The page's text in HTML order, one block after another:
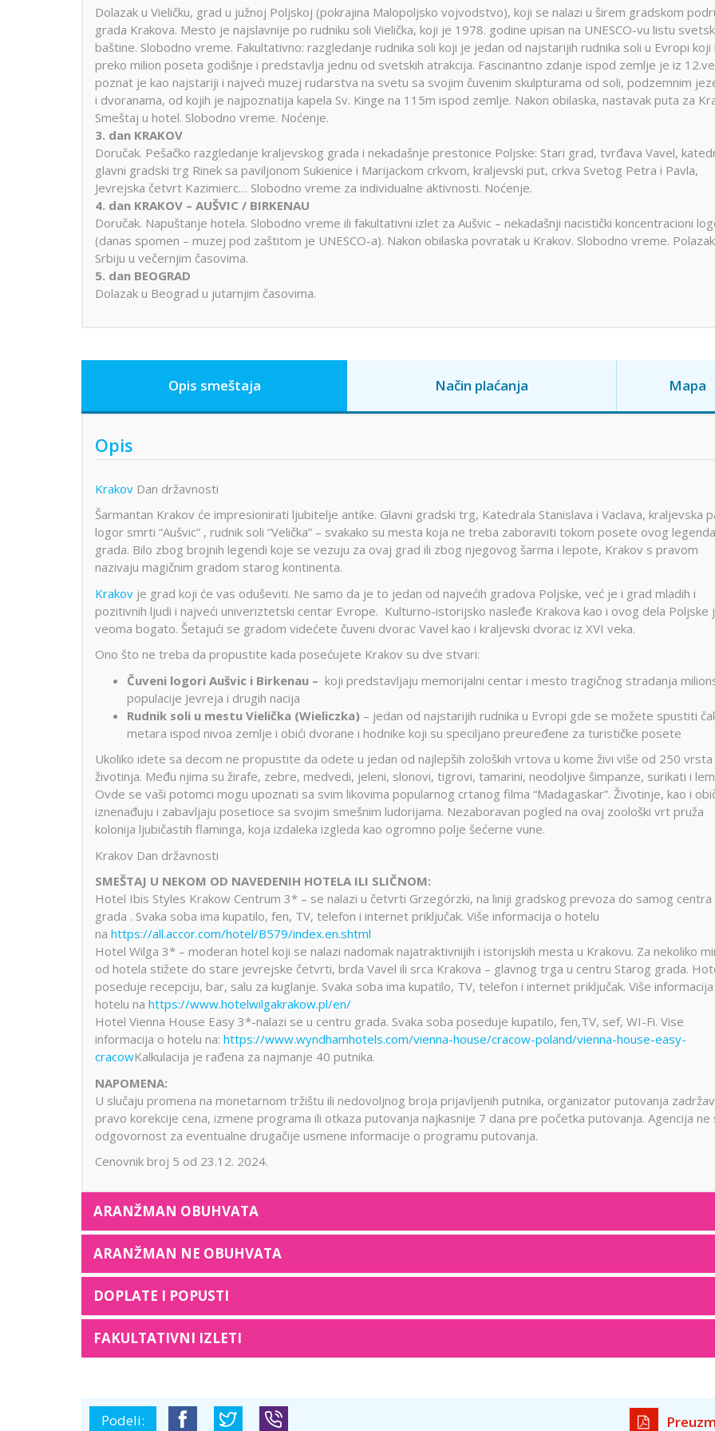
Dobre Vode
Alanja
Krstarenje
guletom
Lošinj
Istra
Dubrovnik
Jadranska
ostrva
Protaras
Limasol
Larnaka
Hurgada
Krstarenje
Nilom
Ohrid
Minhen Moskva Miškolc
Ohrid
Prag
Pariz Peruđa
Provansa
Portorož
Portugal Rim
Rejkjavik
Segedin
Sarajevo Solun
Temišvar
Stokholm
Švajcarska Skandinavija
Sankt
Trebinje
Trst Venecija
Valensija
Vroclav
Dolazak u Vieličku, grad u južnoj Poljskoj (pokrajina Malopoljsko vojvodstvo), koji se nalazi u širem gradskom
grada Krakova. Mesto je najslavnije po rudniku soli Vielička, koji je 1978. godine upisan na UNESCO-vu listu
baštine. Slobodno vreme. Fakultativno: razgledanje rudnika soli koji je jedan od najstarijih rudnika soli u Evropi koji
preko milion poseta godišnje i predstavlja jednu od svetskih atrakcija. Fascinantno zdanje ispod zemlje je iz
poznat je kao najstariji i najveći muzej rudarstva na svetu sa svojim čuvenim skulpturama od soli, podzemnim
i dvoranama, od kojih je najpoznatija kapela Sv. Kinge na 115m ispod zemlje. Nakon obilaska, nastavak puta za
Smeštaj u hotel. Slobodno vreme. Noćenje.
3. dan KRAKOV
Doručak. Pešačko razgledanje kraljevskog grada i nekadašnje prestonice Poljske: Stari grad, tvrđava Vavel,
glavni gradski trg Rinek sa paviljonom Sukienice i Marijackom crkvom, kraljevski put, crkva Svetog Petra i Pavla,
Jevrejska četvrt Kazimierc… Slobodno vreme za individualne aktivnosti. Noćenje.
4. dan KRAKOV – AUŠVIC / BIRKENAU
Doručak. Napuštanje hotela. Slobodno vreme ili fakultativni izlet za Aušvic – nekadašnji nacistički koncentracioni
(danas spomen – muzej pod zaštitom je UNESCO-a). Nakon obilaska povratak u Krakov. Slobodno vreme.
Srbiju u večernjim časovima.
5. dan BEOGRAD
Dolazak u Beograd u jutarnjim časovima.
Opis smeštaja Način plaćanja Mapa
Opis
Krakov Dan državnosti
Šarmantan Krakov će impresionirati ljubitelje antike. Glavni gradski trg, Katedrala Stanislava i Vaclava, kraljevska
logor smrti “Aušvic” , rudnik soli “Velička” – svakako su mesta koja ne treba zaboraviti tokom posete ovog
grada. Bilo zbog brojnih legendi koje se vezuju za ovaj grad ili zbog njegovog šarma i lepote, Krakov s pravom
nazivaju magičnim gradom starog kontinenta.
Krakov je grad koji će vas oduševiti. Ne samo da je to jedan od najvećih gradova Poljske, već je i grad mladih i
pozitivnih ljudi i najveći univeriztetski centar Evrope. Kulturno-istorijsko nasleđe Krakova kao i ovog dela Poljske
veoma bogato. Šetajući se gradom videćete čuveni dvorac Vavel kao i kraljevski dvorac iz XVI veka.
Ono što ne treba da propustite kada posećujete Krakov su dve stvari:
Čuveni logori Aušvic i Birkenau – koji predstavljaju memorijalni centar i mesto tragičnog stradanja
populacije Jevreja i drugih nacija
Rudnik soli u mestu Vielička (Wieliczka) – jedan od najstarijih rudnika u Evropi gde se možete spustiti
metara ispod nivoa zemlje i obići dvorane i hodnike koji su speciljano preuređene za turističke posete
Ukoliko idete sa decom ne propustite da odete u jedan od najlepših zoloških vrtova u kome živi više od 250 vrsta
životinja. Među njima su žirafe, zebre, medvedi, jeleni, slonovi, tigrovi, tamarini, neodoljive šimpanze, surikati i
Ovde se vaši potomci mogu upoznati sa svim likovima popularnog crtanog filma “Madagaskar”. Životinje, kao i
iznenađuju i zabavljaju posetioce sa svojim smešnim ludorijama. Nezaboravan pogled na ovaj zoološki vrt pruža
kolonija ljubičastih flaminga, koja izdaleka izgleda kao ogromno polje šećerne vune.
Krakov Dan državnosti
SMEŠTAJ U NEKOM OD NAVEDENIH HOTELA ILI SLIČNOM:
Hotel Ibis Styles Krakow Centrum 3* – se nalazi u četvrti Grzegórzki, na liniji gradskog prevoza do samog centra
grada . Svaka soba ima kupatilo, fen, TV, telefon i internet priključak. Više informacija o hotelu
na https://all.accor.com/hotel/B579/index.en.shtml
Hotel Wilga 3* – moderan hotel koji se nalazi nadomak najatraktivnijih i istorijskih mesta u Krakovu. Za nekoliko
od hotela stižete do stare jevrejske četvrti, brda Vavel ili srca Krakova – glavnog trga u centru Starog grada.
poseduje recepciju, bar, salu za kuglanje. Svaka soba ima kupatilo, TV, telefon i internet priključak. Više
hotelu na https://www.hotelwilgakrakow.pl/en/
Hotel Vienna House Easy 3*-nalazi se u centru grada. Svaka soba poseduje kupatilo, fen,TV, sef, WI-Fi. Vise
informacija o hotelu na: https://www.wyndhamhotels.com/vienna-house/cracow-poland/vienna-house-easy-
cracowKalkulacija je rađena za najmanje 40 putnika.
NAPOMENA:
U slučaju promena na monetarnom tržištu ili nedovoljnog broja prijavljenih putnika, organizator putovanja
pravo korekcije cena, izmene programa ili otkaza putovanja najkasnije 7 dana pre početka putovanja. Agencija ne
odgovornost za eventualne drugačije usmene informacije o programu putovanja.
Cenovnik broj 5 od 23.12. 2024.
ARANŽMAN OBUHVATA
ARANŽMAN NE OBUHVATA
DOPLATE I POPUSTI
FAKULTATIVNI IZLETI
Podeli: